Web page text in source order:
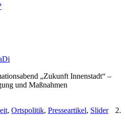
„Zukunft Innenstadt“ –
und Maßnahmen
, Ortspolitik, Presseartikel, Slider
2.